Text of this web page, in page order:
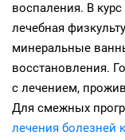
воспаления. В
лечебная
минеральные
восстановления.
с лечением,
Для смежных
лечения болезней